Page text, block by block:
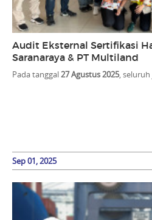
Audit Eksternal Sertifikasi
Saranaraya & PT Multiland
Pada tanggal27 Agustus 2025,
Sep 01, 2025